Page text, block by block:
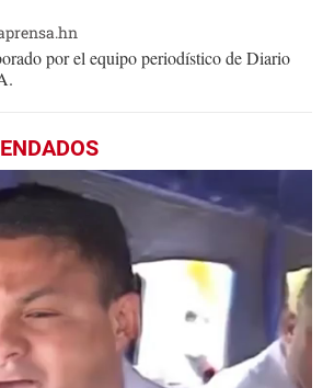
por el equipo periodístico de Diario